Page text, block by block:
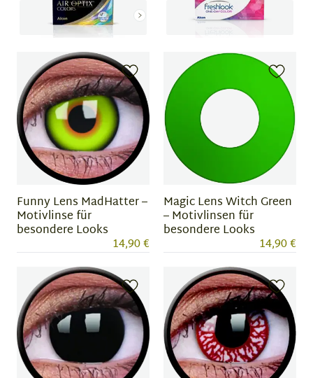
of
12
4
Funny Lens MadHatter –
Motivlinse für
besondere Looks
14,90 €
Magic Lens Witch Green
– Motivlinsen für
besondere Looks
14,90 €